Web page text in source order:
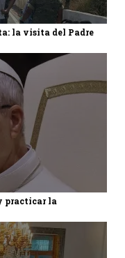
la visita del Padre
practicar la